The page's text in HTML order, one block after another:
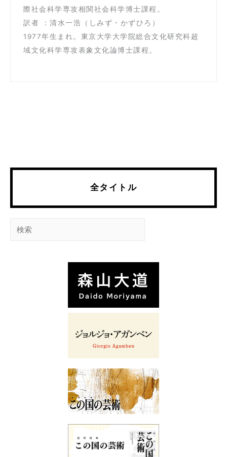
全タイトル
検
際社会科学専攻相関社会科学博士課程。
訳者 ：清水一浩（しみず・かずひろ）
1977年生まれ。東京大学大学院総合文化研究科超
域文化科学専攻表象文化論博士課程。